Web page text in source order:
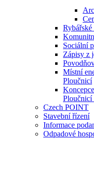
Sociální
Zápisy z
Místní
Ploučnicí
Ploučnicí
Czech POINT
Stavební řízení
Informace
Odpadové